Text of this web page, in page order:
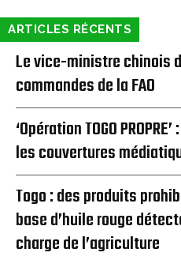
ARTICLES RÉCENTS
Le vice-ministre chinois
commandes de la FAO
‘Opération TOGO
les couvertures
Togo : des produits
base d’huile rouge
charge de l’agriculture